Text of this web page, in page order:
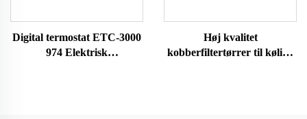
Digital termostat ETC-3000
974 Elektrisk
Høj kvalitet
kobberfiltertørrer til køling